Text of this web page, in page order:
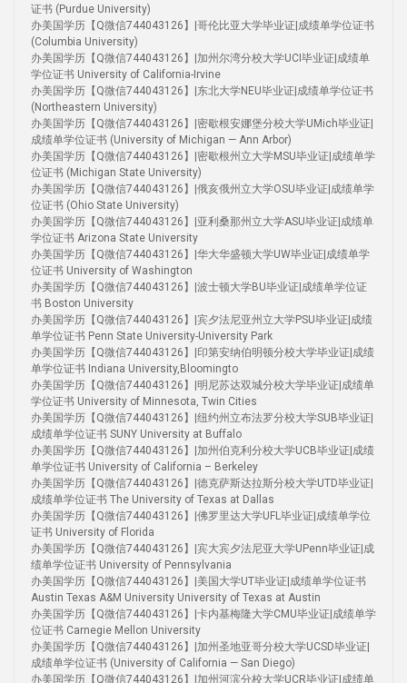
证书 (Purdue University)
办美国学历【Q微信744043126】|哥伦比亚大学毕业证|成绩单学位证书
(Columbia University)
办美国学历【Q微信744043126】|加州尔湾分校大学UCI毕业证|成绩单
学位证书 University of California-Irvine
办美国学历【Q微信744043126】|东北大学NEU毕业证|成绩单学位证书
(Northeastern University)
办美国学历【Q微信744043126】|密歇根安娜堡分校大学UMich毕业证|
成绩单学位证书 (University of Michigan — Ann Arbor)
办美国学历【Q微信744043126】|密歇根州立大学MSU毕业证|成绩单学
位证书 (Michigan State University)
办美国学历【Q微信744043126】|俄亥俄州立大学OSU毕业证|成绩单学
位证书 (Ohio State University)
办美国学历【Q微信744043126】|亚利桑那州立大学ASU毕业证|成绩单
学位证书 Arizona State University
办美国学历【Q微信744043126】|华大华盛顿大学UW毕业证|成绩单学
位证书 University of Washington
办美国学历【Q微信744043126】|波士顿大学BU毕业证|成绩单学位证
书 Boston University
办美国学历【Q微信744043126】|宾夕法尼亚州立大学PSU毕业证|成绩
单学位证书 Penn State University-University Park
办美国学历【Q微信744043126】|印第安纳伯明顿分校大学毕业证|成绩
单学位证书 Indiana University,Bloomingto
办美国学历【Q微信744043126】|明尼苏达双城分校大学毕业证|成绩单
学位证书 University of Minnesota, Twin Cities
办美国学历【Q微信744043126】|纽约州立布法罗分校大学SUB毕业证|
成绩单学位证书 SUNY University at Buffalo
办美国学历【Q微信744043126】|加州伯克利分校大学UCB毕业证|成绩
单学位证书 University of California – Berkeley
办美国学历【Q微信744043126】|德克萨斯达拉斯分校大学UTD毕业证|
成绩单学位证书 The University of Texas at Dallas
办美国学历【Q微信744043126】|佛罗里达大学UFL毕业证|成绩单学位
证书 University of Florida
办美国学历【Q微信744043126】|宾大宾夕法尼亚大学UPenn毕业证|成
绩单学位证书 University of Pennsylvania
办美国学历【Q微信744043126】|美国大学UT毕业证|成绩单学位证书
Austin Texas A&M University University of Texas at Austin
办美国学历【Q微信744043126】|卡内基梅隆大学CMU毕业证|成绩单学
位证书 Carnegie Mellon University
办美国学历【Q微信744043126】|加州圣地亚哥分校大学UCSD毕业证|
成绩单学位证书 (University of California — San Diego)
办美国学历【Q微信744043126】|加州河滨分校大学UCR毕业证|成绩单